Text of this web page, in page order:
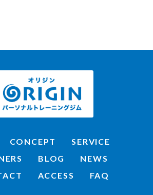
CONCEPT
SERVICE
BLOG
NEWS
ACCESS FAQ